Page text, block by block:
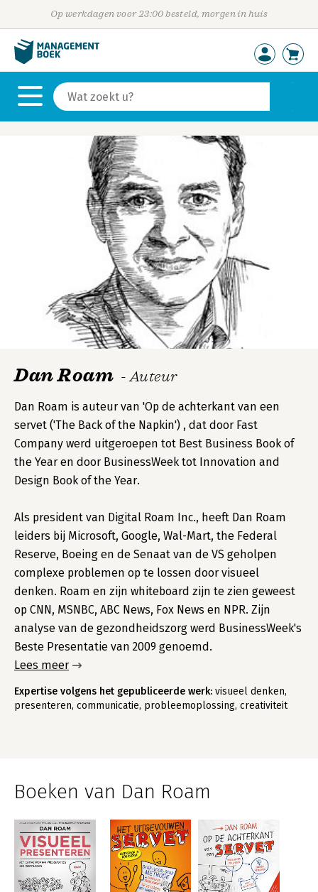
Op werkdagen voor 23:00 besteld, morgen in huis
Dan Roam - Auteur
Dan Roam is auteur van 'Op de achterkant van een
servet ('The Back of the Napkin') , dat door Fast
Company werd uitgeroepen tot Best Business Book of
the Year en door BusinessWeek tot Innovation and
Design Book of the Year.
Als president van Digital Roam Inc., heeft Dan Roam
leiders bij Microsoft, Google, Wal-Mart, the Federal
Reserve, Boeing en de Senaat van de VS geholpen
complexe problemen op te lossen door visueel
denken. Roam en zijn whiteboard zijn te zien geweest
op CNN, MSNBC, ABC News, Fox News en NPR. Zijn
analyse van de gezondheidszorg werd BusinessWeek's
Beste Presentatie van 2009 genoemd.
Lees meer
Expertise volgens het gepubliceerde werk: visueel denken,
presenteren, communicatie, probleemoplossing, creativiteit
Boeken van Dan Roam